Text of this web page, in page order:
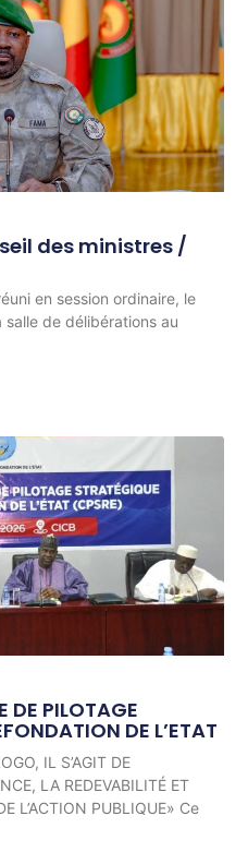
des ministres /
en session ordinaire, le
de délibérations au
DE PILOTAGE
DE L’ETAT
IL S’AGIT DE
LA REDEVABILITÉ ET
L’ACTION PUBLIQUE» Ce